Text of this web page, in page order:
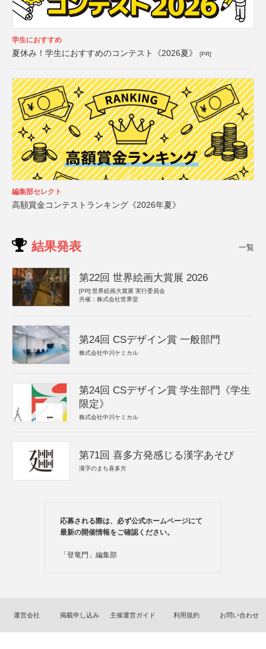
学生におすすめ
夏休み！学生におすすめのコンテスト《2026夏》 [PR]
編集部セレクト
高額賞金コンテストランキング《2026年夏》
結果発表 一覧
第22回 世界絵画大賞展 2026
[PR] 世界絵画大賞展 実行委員会
共催：株式会社世界堂
第24回 CSデザイン賞 一般部門
株式会社中川ケミカル
第24回 CSデザイン賞 学生部門《学生
限定》
株式会社中川ケミカル
第71回 喜多方発感じる漢字あそび
漢字のまち喜多方
応募される際は、必ず公式ホームページにて
最新の開催情報をご確認ください。
「登竜門」編集部
運営会社 掲載申し込み 主催運営ガイド 利用規約 お問い合わせ